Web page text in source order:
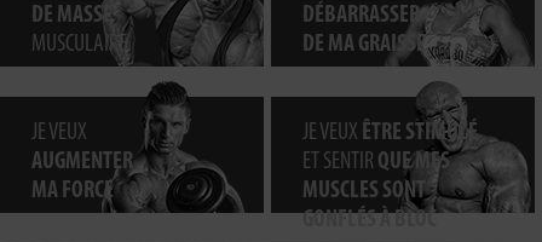
DE MASSE
MUSCULAIRE
DÉBARRASSER
DE MA GRAISSE
JE VEUX
AUGMENTER
MA FORCE
JE VEUX ÊTRE STIMULÉ
ET SENTIR QUE MES
MUSCLES SONT
GONFLÉS À BLOC